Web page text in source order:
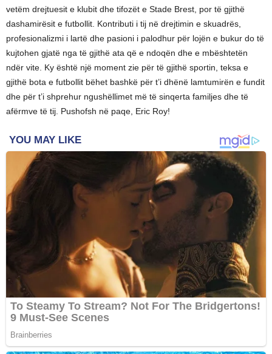
vetëm drejtuesit e klubit dhe tifozët e Stade Brest, por të gjithë
dashamirësit e futbollit. Kontributi i tij në drejtimin e skuadrës,
profesionalizmi i lartë dhe pasioni i palodhur për lojën e bukur do të
kujtohen gjatë nga të gjithë ata që e ndoqën dhe e mbështetën
ndër vite. Ky është një moment zie për të gjithë sportin, teksa e
gjithë bota e futbollit bëhet bashkë për t’i dhënë lamtumirën e fundit
dhe për t’i shprehur ngushëllimet më të sinqerta familjes dhe të
afërmve të tij. Pushofsh në paqe, Eric Roy!